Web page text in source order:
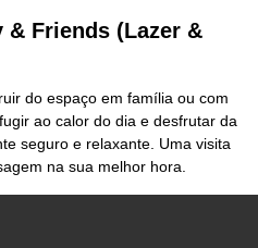
& Friends (Lazer &
do espaço em família ou com
ao calor do dia e desfrutar da
seguro e relaxante. Uma visita
na sua melhor hora.